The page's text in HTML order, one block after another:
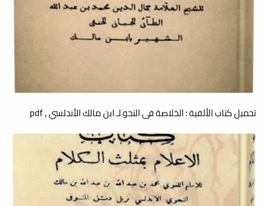
تحميل كتاب الألفية ؛ الخلاصة فى النحو لـ ابن مالك الأندلسي , pdf